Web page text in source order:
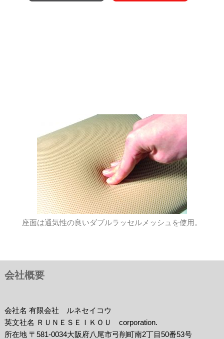
座面は通気性の良いダブルラッセルメッシュを使用。
会社概要
会社名 有限会社 ルネセイコウ
英文社名 ＲＵＮＥＳＥＩＫＯＵ corporation.
所在地 〒581-0034大阪府八尾市弓削町南2丁目50番53号